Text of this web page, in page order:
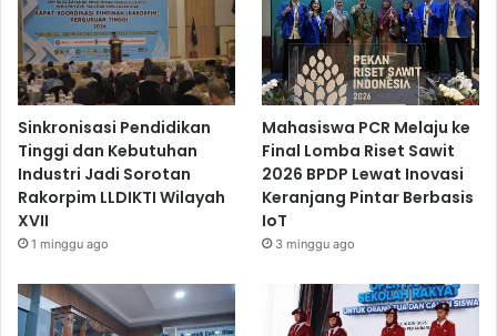
Sinkronisasi Pendidikan
Tinggi dan Kebutuhan
Industri Jadi Sorotan
Rakorpim LLDIKTI Wilayah
XVII
1 minggu ago
Mahasiswa PCR Melaju ke
Final Lomba Riset Sawit
2026 BPDP Lewat Inovasi
Keranjang Pintar Berbasis
IoT
3 minggu ago